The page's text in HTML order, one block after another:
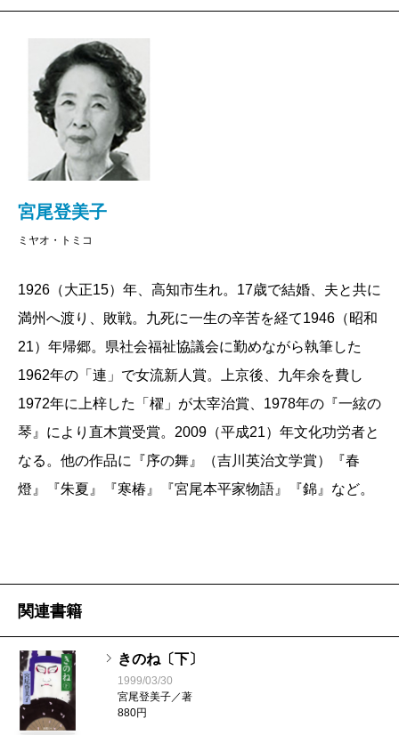
宮尾登美子
ミヤオ・トミコ
1926（大正15）年、高知市生れ。17歳で結婚、夫と共に
満州へ渡り、敗戦。九死に一生の辛苦を経て1946（昭和
21）年帰郷。県社会福祉協議会に勤めながら執筆した
1962年の「連」で女流新人賞。上京後、九年余を費し
1972年に上梓した「櫂」が太宰治賞、1978年の『一絃の
琴』により直木賞受賞。2009（平成21）年文化功労者と
なる。他の作品に『序の舞』（吉川英治文学賞）『春
燈』『朱夏』『寒椿』『宮尾本平家物語』『錦』など。
関連書籍
きのね〔下〕
1999/03/30
宮尾登美子／著
880円